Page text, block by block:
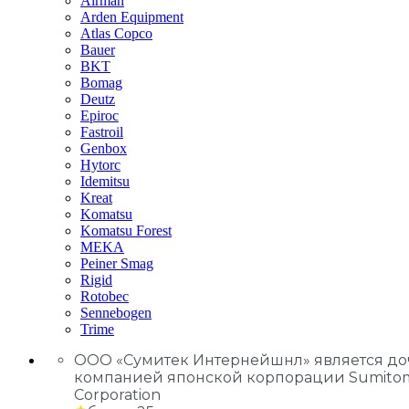
Arden Equipment
Atlas Сopco
Bauer
BKT
Bomag
Deutz
Epiroc
Fastroil
Genbox
Hytorc
Idemitsu
Kreat
Komatsu
Komatsu Forest
MEKA
Peiner Smag
Rigid
Rotobec
Sennebogen
Trime
ООО «Сумитек Интернейшнл» является
компанией японской корпорации
Corporation